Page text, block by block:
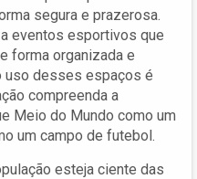
segura e prazerosa.
eventos esportivos que
forma organizada e
uso desses espaços é
compreenda a
Meio do Mundo como um
um campo de futebol.
esteja ciente das